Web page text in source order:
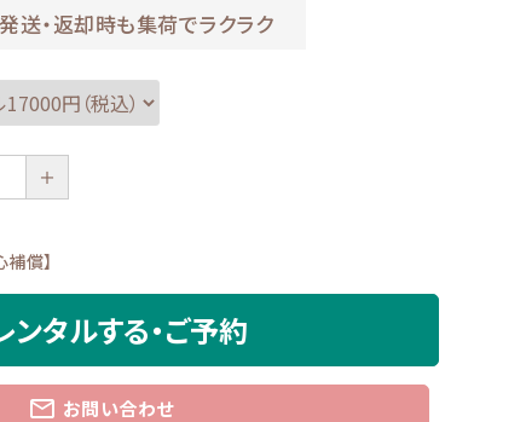
送・返却時も集荷でラクラク
＋
償】
ンタルする・ご予約
mail_outline お問い合わせ